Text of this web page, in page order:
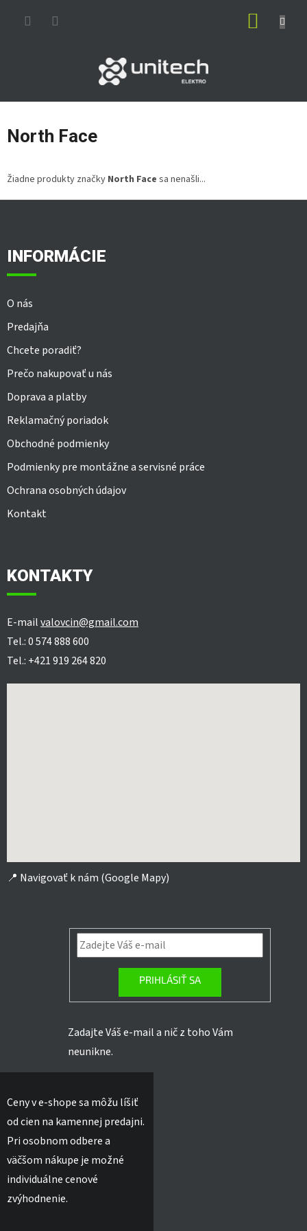
North Face
Žiadne produkty značky North Face sa nenašli...
INFORMÁCIE
O nás
Predajňa
Chcete poradiť?
Prečo nakupovať u nás
Doprava a platby
Reklamačný poriadok
Obchodné podmienky
Podmienky pre montážne a servisné práce
Ochrana osobných údajov
Kontakt
KONTAKTY
E-mailvalovcin@gmail.com
Tel.: 0 574 888 600
Tel.: +421 919 264 820
📍 Navigovať k nám (Google Mapy)
PRIHLÁSIŤ SA
Zadajte Váš e-mail a nič z toho Vám
neunikne.
Ceny v e-shope sa môžu líšiť
od cien na kamennej predajni.
Pri osobnom odbere a
väčšom nákupe je možné
individuálne cenové
zvýhodnenie.